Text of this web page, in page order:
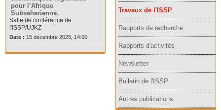
pour l’Afrique
Subsaharienne.
Salle de conférence de
l'ISSP/UJKZ
Date : 15 décembre 2025, 14:00
Travaux de l'ISSP
Rapports de recherche
Rapports d'activités
Newsletter
Bulletin de l'ISSP
Autres publications